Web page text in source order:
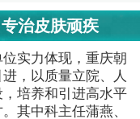
治皮肤顽疾
实力体现，重庆朝
，以质量立院、人
培养和引进高水平
其中科主任蒲燕、